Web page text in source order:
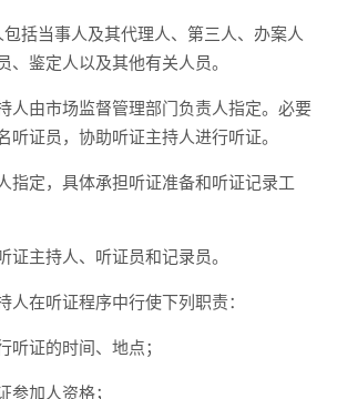
括当事人及其代理人、第三人、办案人
、鉴定人以及其他有关人员。
由市场监督管理部门负责人指定。必要
听证员，协助听证主持人进行听证。
指定，具体承担听证准备和听证记录工
证主持人、听证员和记录员。
在听证程序中行使下列职责：
证的时间、地点；
加人资格；